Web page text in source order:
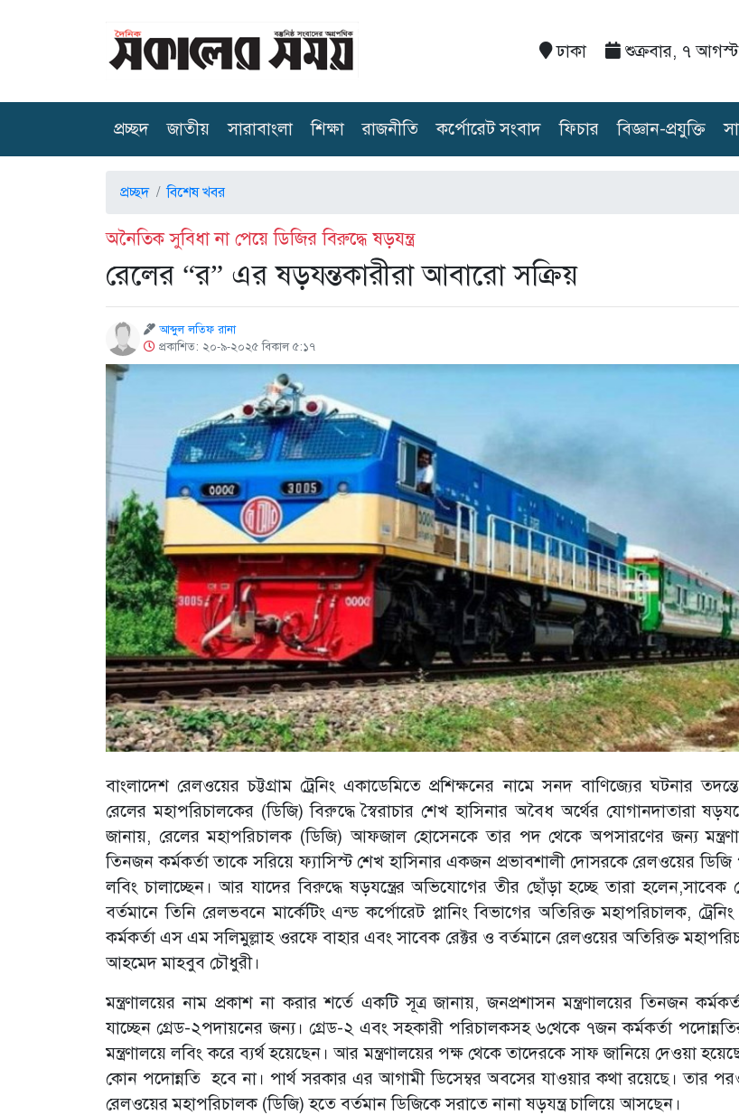
ঢাকা শুক্রবার, ৭
প্রচ্ছদ(current)
জাতীয় সারাবাংলা শিক্ষা রাজনীতি কর্পোরেট সংবাদ ফিচার বিজ্ঞান-প্রযুক্তি
প্রচ্ছদ বিশেষ খবর
অনৈতিক সুবিধা না পেয়ে ডিজির বিরুদ্ধে ষড়যন্ত্র
রেলের “র” এর ষড়যন্তকারীরা আবারো সক্রিয়
আব্দুল লতিফ রানা
প্রকাশিত: ২০-৯-২০২৫ বিকাল ৫:১৭
বাংলাদেশ রেলওয়ের চট্টগ্রাম ট্রেনিং একাডেমিতে প্রশিক্ষনের নামে সনদ বাণিজ্যের ঘটনার
রেলের মহাপরিচালকের (ডিজি) বিরুদ্ধে স্বৈরাচার শেখ হাসিনার অবৈধ অর্থের যোগানদাতারা
জানায়, রেলের মহাপরিচালক (ডিজি) আফজাল হোসেনকে তার পদ থেকে অপসারণের জন্য
তিনজন কর্মকর্তা তাকে সরিয়ে ফ্যাসিস্ট শেখ হাসিনার একজন প্রভাবশালী দোসরকে রেলওয়ের
লবিং চালাচ্ছেন। আর যাদের বিরুদ্ধে ষড়যন্ত্রের অভিযোগের তীর ছোঁড়া হচ্ছে তারা হলেন,সাবেক
বর্তমানে তিনি রেলভবনে মার্কেটিং এন্ড কর্পোরেট প্লানিং বিভাগের অতিরিক্ত মহাপরিচালক,
কর্মকর্তা এস এম সলিমুল্লাহ ওরফে বাহার এবং সাবেক রেক্টর ও বর্তমানে রেলওয়ের অতিরিক্ত
আহমেদ মাহবুব চৌধুরী।
মন্ত্রণালয়ের নাম প্রকাশ না করার শর্তে একটি সূত্র জানায়, জনপ্রশাসন মন্ত্রণালয়ের তিনজন
যাচ্ছেন গ্রেড-২পদায়নের জন্য। গ্রেড-২ এবং সহকারী পরিচালকসহ ৬থেকে ৭জন কর্মকর্তা
মন্ত্রণালয়ে লবিং করে ব্যর্থ হয়েছেন। আর মন্ত্রণালয়ের পক্ষ থেকে তাদেরকে সাফ জানিয়ে দেওয়া
কোন পদোন্নতি হবে না। পার্থ সরকার এর আগামী ডিসেম্বর অবসের যাওয়ার কথা রয়েছে। তার
রেলওয়ের মহাপরিচালক (ডিজি) হতে বর্তমান ডিজিকে সরাতে নানা ষড়যন্ত্র চালিয়ে আসছেন।